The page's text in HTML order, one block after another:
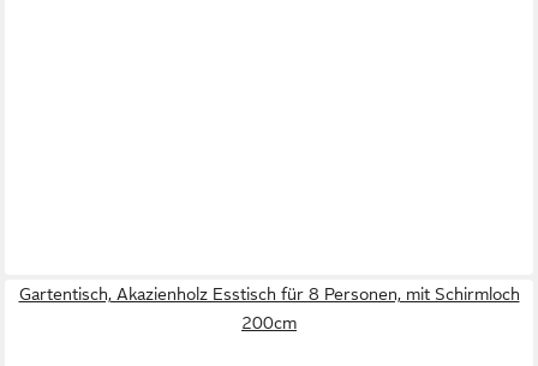
Gartentisch, Akazienholz Esstisch für 8 Personen, mit Schirmloch
200cm